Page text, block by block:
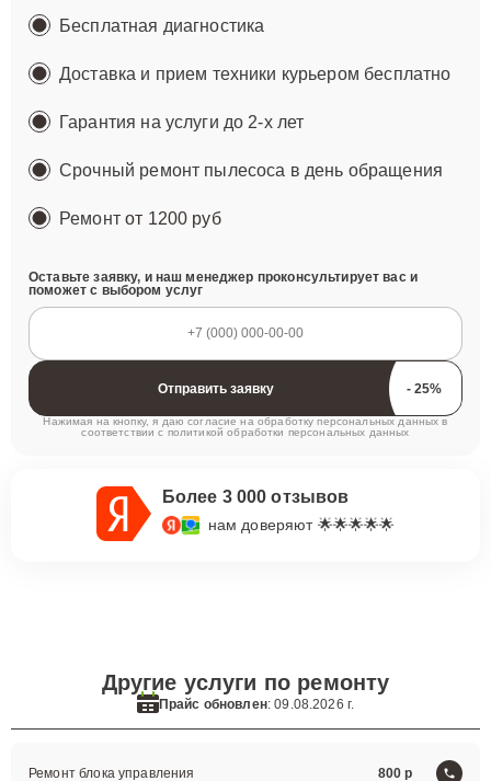
Бесплатная диагностика
Доставка и прием техники курьером бесплатно
Гарантия на услуги до 2-х лет
Срочный ремонт пылесоса в день обращения
Ремонтот 1200 руб
Оставьте заявку, и наш менеджер проконсультирует вас и
поможет с выбором услуг
Отправить заявку
Нажимая на кнопку, я даю согласие на обработку персональных данных в
соответствии с политикой обработки персональных данных
Более 3 000 отзывов
нам доверяют 🌟🌟🌟🌟🌟
Другие услуги по ремонту
Прайс обновлен: 09.08.2026 г.
Ремонт блока управления 800